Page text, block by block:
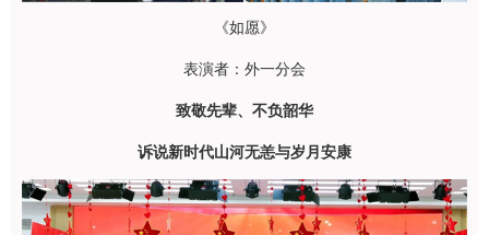
《如愿》
表演者：外一分会
致敬先辈、不负韶华
诉说新时代山河无恙与岁月安康